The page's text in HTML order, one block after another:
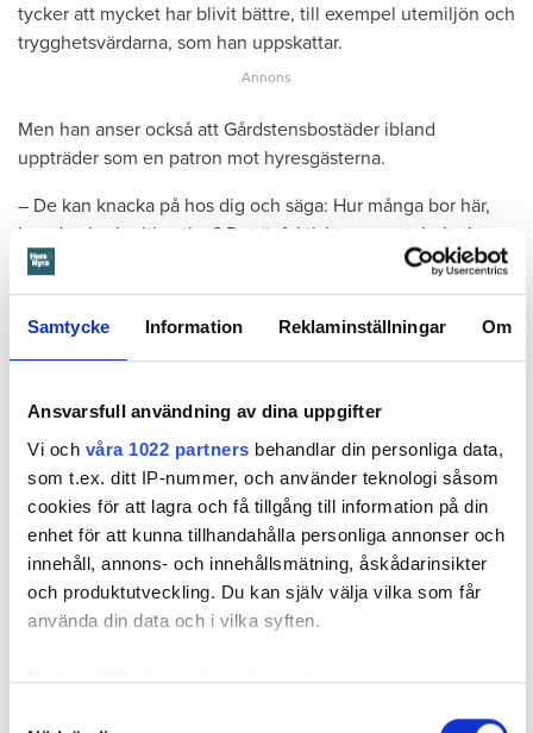
Samtycke Information Reklaminställningar Om
Ansvarsfull användning av dina uppgifter
Vi och våra 1022 partners behandlar din personliga data,
som t.ex. ditt IP-nummer, och använder teknologi såsom
cookies för att lagra och få tillgång till information på din
enhet för att kunna tillhandahålla personliga annonser och
innehåll, annons- och innehållsmätning, åskådarinsikter
och produktutveckling. Du kan själv välja vilka som får
använda din data och i vilka syften.
Med din tillåtelse skulle vi även vilja:
tycker att mycket har blivit bättre, till exempel utemiljön och
trygghetsvärdarna, som han uppskattar.
Men han anser också att Gårdstensbostäder ibland
uppträder som en patron mot hyresgästerna.
– De kan knacka på hos dig och säga: Hur många bor här,
kan du visa legitimation? Det är faktiskt oacceptabelt. Jag
kan förstå att de frågar, men att gå in i människors hem och
kräva legitimation är en polisiär uppgift, det ska inte ett
bostadsbolag göra, säger Abdiaziz Geraare.
Han nämner flera andra exempel.
– De bötfällde min kusins bil när den stod på min hyrda p-
plats. De frågade inte mig först och beslutet gick inte att
upphäva. Hur du blir behandlad beror också på vilken
husvärd du har. Vissa är bra men andra är griniga. Och blir
det en högljudd argumentation kan det heta att du hotat
husvärden, då kan du bli vräkt. Det är såna saker som gör att
många boende tar avstånd, säger Abdiaziz Geraare.
Att som bostadsbolag göra oanmälda besök och id-
Bostäderi Södertälje gör det, medan Hyresgästföreningen
enbart polisen har rätt till detta.